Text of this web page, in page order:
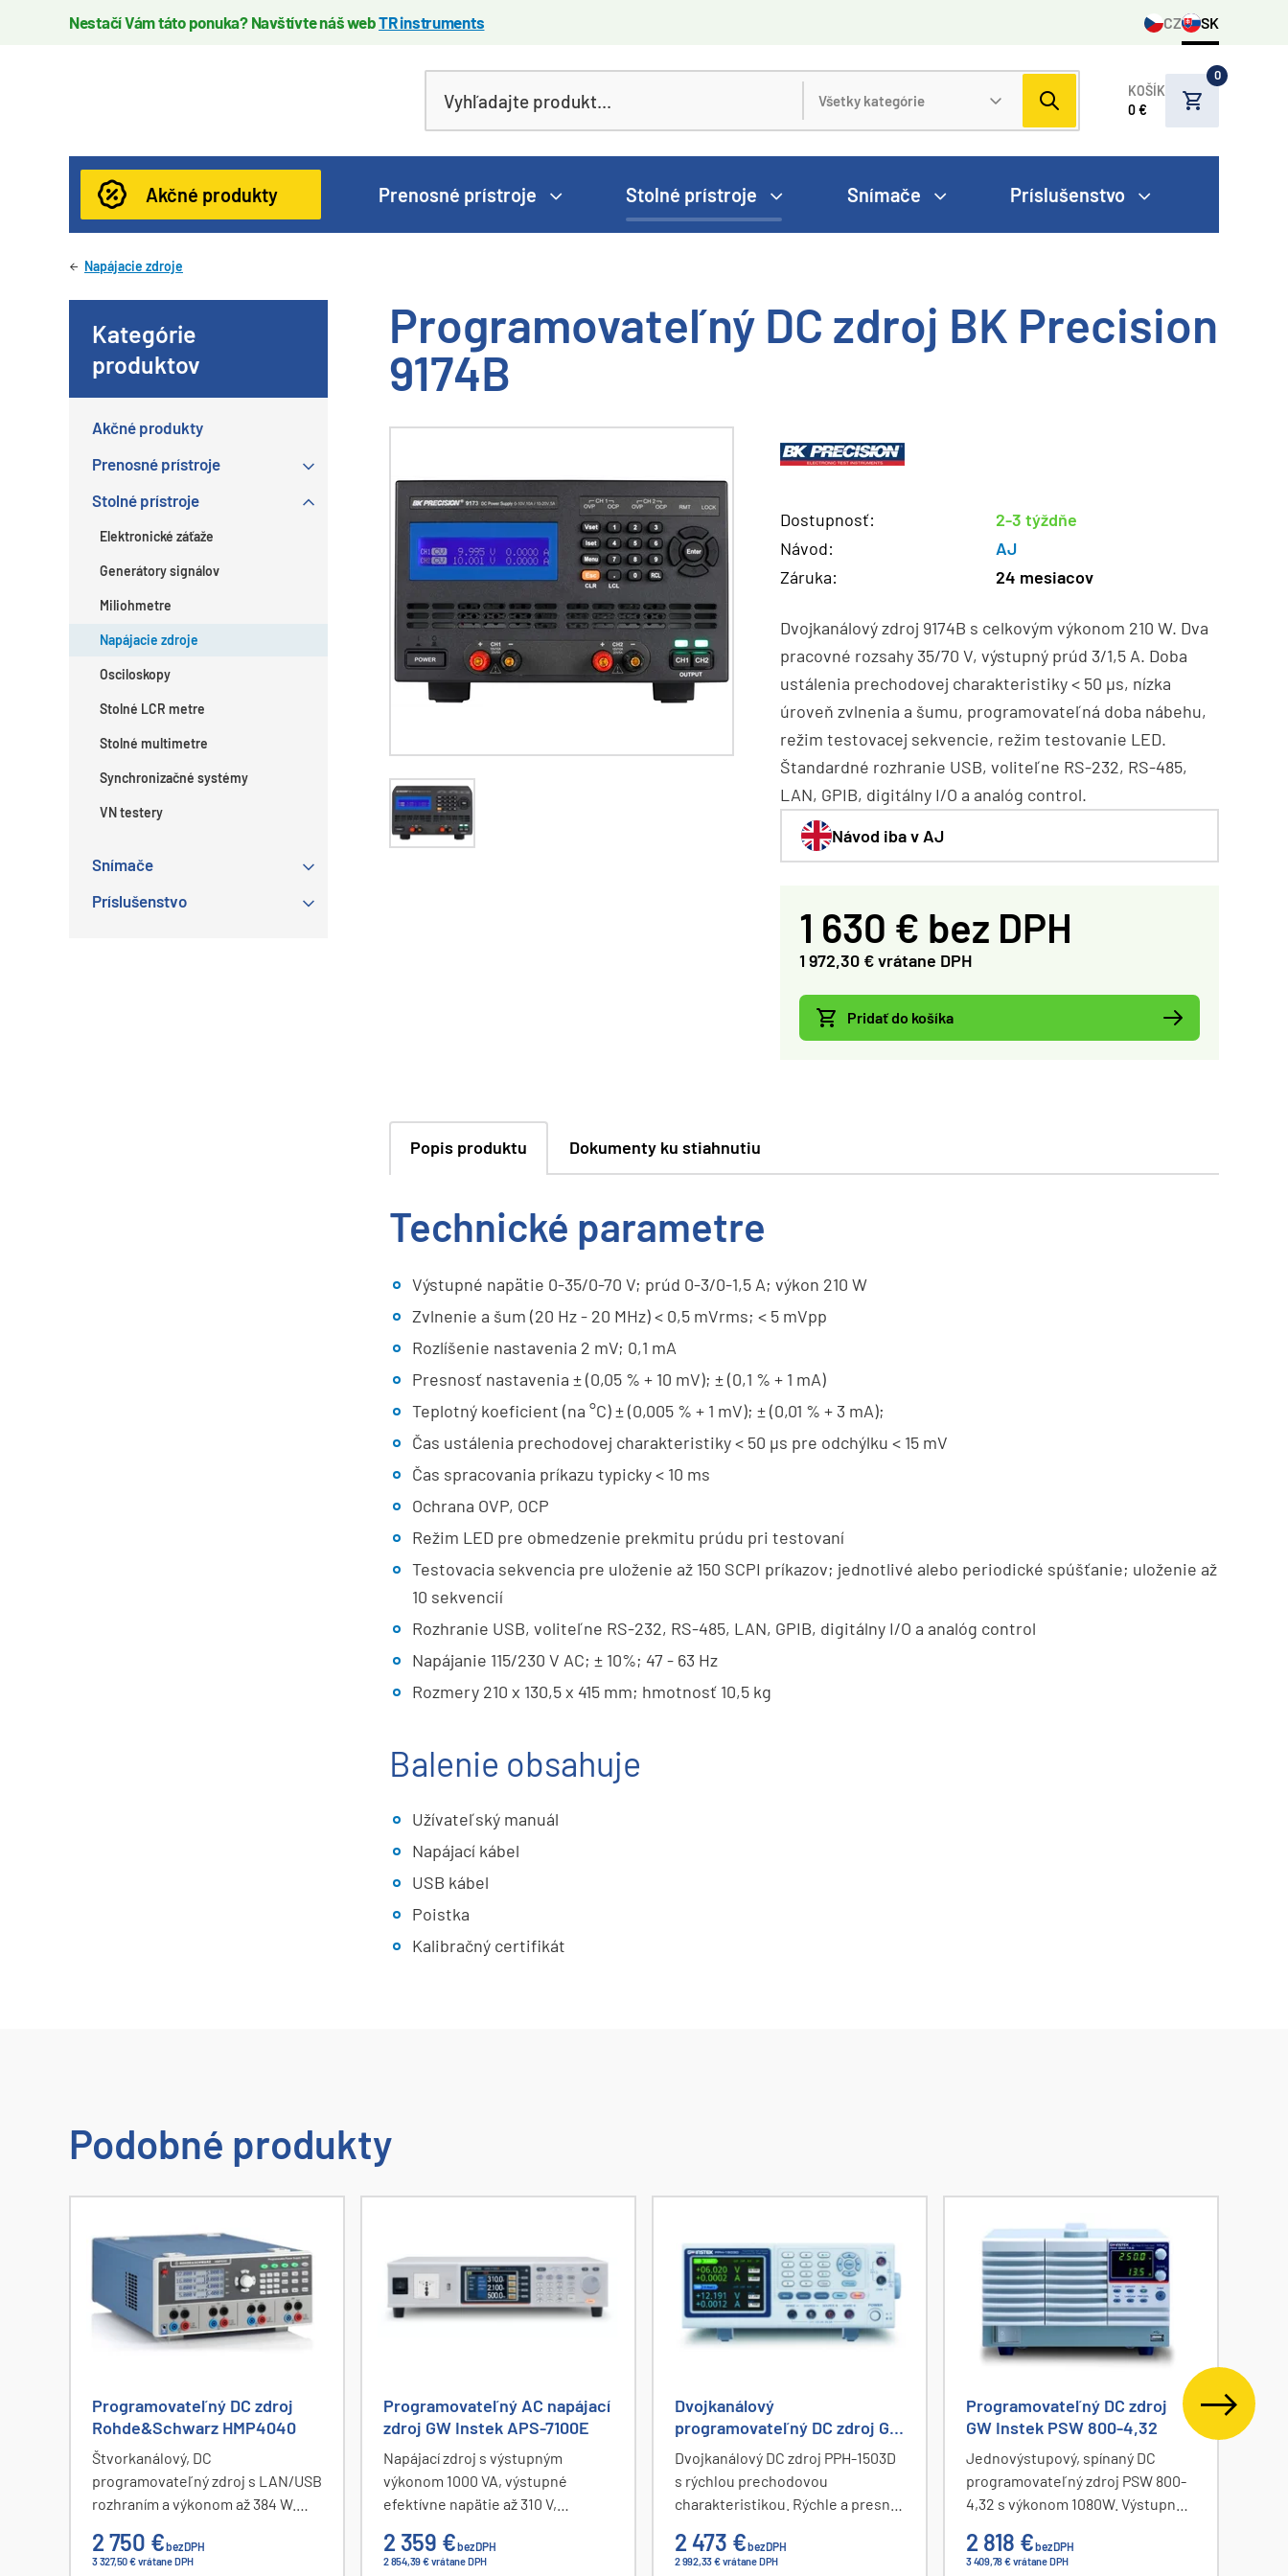
Nestačí Vám táto ponuka? Navštívte náš webTR instruments CZ SK
KOŠÍK
0 €
0
Akčné produkty Prenosné prístroje Stolné prístroje Snímače Príslušenstvo
Napájacie zdroje
Kategórie
produktov
Akčné produkty
Prenosné prístroje
Stolné prístroje
Elektronické záťaže
Generátory signálov
Miliohmetre
Napájacie zdroje
Osciloskopy
Stolné LCR metre
Stolné multimetre
Synchronizačné systémy
VN testery
Snímače
Príslušenstvo
Programovateľný DC zdroj BK Precision
9174B
Dostupnosť:
2-3 týždňe
Návod:
AJ
Záruka:
24 mesiacov
Dvojkanálový zdroj 9174B s celkovým výkonom 210 W. Dva
pracovné rozsahy 35/70 V, výstupný prúd 3/1,5 A. Doba
ustálenia prechodovej charakteristiky < 50 µs, nízka
úroveň zvlnenia a šumu, programovateľná doba nábehu,
režim testovacej sekvencie, režim testovanie LED.
Štandardné rozhranie USB, voliteľne RS-232, RS-485,
LAN, GPIB, digitálny I/O a analóg control.
Návod iba v AJ
1 630 € bez DPH
1 972,30 € vrátane DPH
Pridať do košíka
Popis produktu Dokumenty ku stiahnutiu
Technické parametre
Výstupné napätie 0-35/0-70 V; prúd 0-3/0-1,5 A; výkon 210 W
Zvlnenie a šum (20 Hz - 20 MHz) < 0,5 mVrms; < 5 mVpp
Rozlíšenie nastavenia 2 mV; 0,1 mA
Presnosť nastavenia ± (0,05 % + 10 mV); ± (0,1 % + 1 mA)
Teplotný koeficient (na °C) ± (0,005 % + 1 mV); ± (0,01 % + 3 mA);
Čas ustálenia prechodovej charakteristiky < 50 µs pre odchýlku < 15 mV
Čas spracovania príkazu typicky < 10 ms
Ochrana OVP, OCP
Režim LED pre obmedzenie prekmitu prúdu pri testovaní
Testovacia sekvencia pre uloženie až 150 SCPI príkazov; jednotlivé alebo periodické spúšťanie; uloženie až
10 sekvencií
Rozhranie USB, voliteľne RS-232, RS-485, LAN, GPIB, digitálny I/O a analóg control
Napájanie 115/230 V AC; ± 10%; 47 - 63 Hz
Rozmery 210 x 130,5 x 415 mm; hmotnosť 10,5 kg
Balenie obsahuje
Užívateľský manuál
Napájací kábel
USB kábel
Poistka
Kalibračný certifikát
Podobné produkty
Programovateľný DC zdroj
Rohde&Schwarz HMP4040
Štvorkanálový, DC
programovateľný zdroj s LAN/USB
rozhraním a výkonom až 384 W.
pre LabView, voliteľne RS-
2 750 €bez DPH
3 327,50 € vrátane DPH
Programovateľný AC napájací
zdroj GW Instek APS-7100E
Napájací zdroj s výstupným
výkonom 1000 VA, výstupné
efektívne napätie až 310 V,
45 – 500 Hz a činiteľ harmonického
2 359 €bez DPH
2 854,39 € vrátane DPH
Dvojkanálový
programovateľný DC zdroj GW
Instek PPH-1503D
Dvojkanálový DC zdroj PPH-1503D
s rýchlou prechodovou
charakteristikou. Rýchle a presné
max. rozlíšenie 0,1 µA). Vstavaný
2 473 €bez DPH
2 992,33 € vrátane DPH
Programovateľný DC zdroj
GW Instek PSW 800-4,32
Jednovýstupový, spínaný DC
programovateľný zdroj PSW 800-
4,32 s výkonom 1080W. Výstupné
Zdroj poskytuje konštantný výkon
2 818 €bez DPH
3 409,78 € vrátane DPH